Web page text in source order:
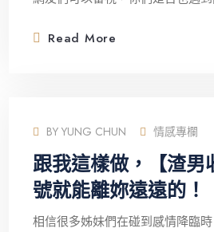
Read More
BYYUNG CHUN 情感專欄
跟我這樣做，【渣男
號就能離妳遠遠的！
相信很多姊妹們在碰到感情降臨